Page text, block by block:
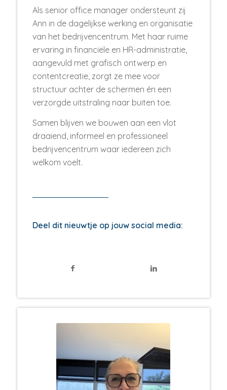
Als senior office manager ondersteunt zij
Ann in de dagelijkse werking en organisatie
van het bedrijvencentrum. Met haar ruime
ervaring in financiële en HR-administratie,
aangevuld met grafisch ontwerp en
contentcreatie, zorgt ze mee voor
structuur achter de schermen én een
verzorgde uitstraling naar buiten toe.
Samen blijven we bouwen aan een vlot
draaiend, informeel en professioneel
bedrijvencentrum waar iedereen zich
welkom voelt.
Deel dit nieuwtje op jouw social media: